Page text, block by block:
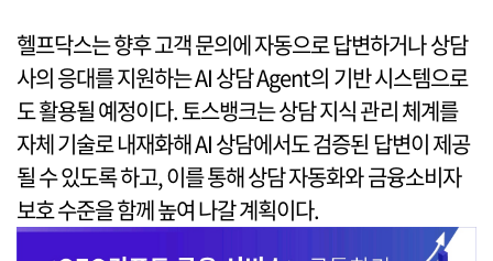
헬프닥스는 향후 고객 문의에 자동으로 답변하거나 상담
사의 응대를 지원하는 AI 상담 Agent의 기반 시스템으로
도 활용될 예정이다. 토스뱅크는 상담 지식 관리 체계를
자체 기술로 내재화해 AI 상담에서도 검증된 답변이 제공
될 수 있도록 하고, 이를 통해 상담 자동화와 금융소비자
보호 수준을 함께 높여 나갈 계획이다.